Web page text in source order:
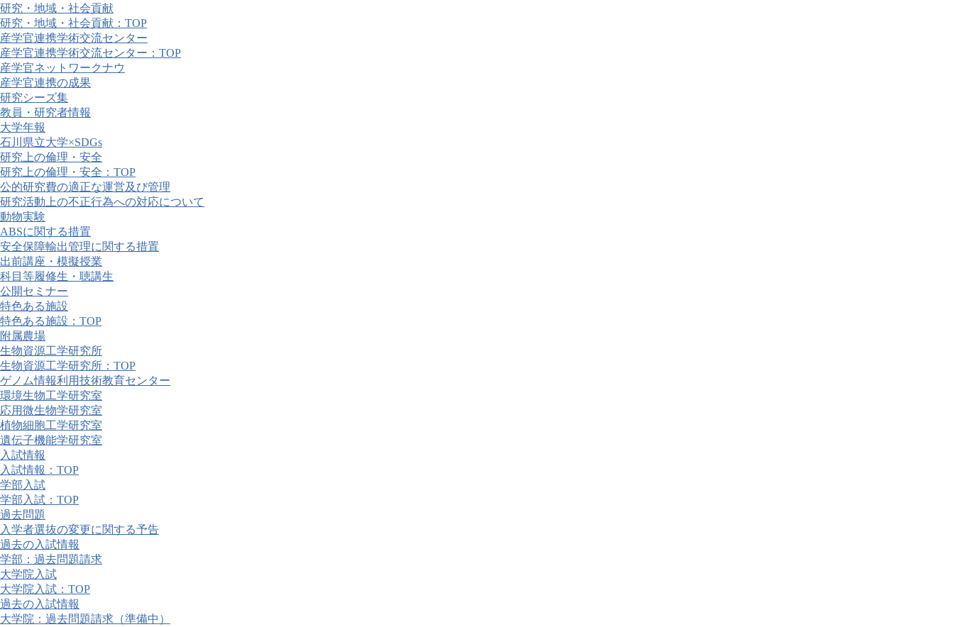
研究・地域・社会貢献
研究・地域・社会貢献：TOP
産学官連携学術交流センター
産学官連携学術交流センター：TOP
産学官ネットワークナウ
産学官連携の成果
研究シーズ集
教員・研究者情報
大学年報
石川県立大学×SDGs
研究上の倫理・安全
研究上の倫理・安全：TOP
公的研究費の適正な運営及び管理
研究活動上の不正行為への対応について
動物実験
ABSに関する措置
安全保障輸出管理に関する措置
出前講座・模擬授業
科目等履修生・聴講生
公開セミナー
特色ある施設
特色ある施設：TOP
附属農場
生物資源工学研究所
生物資源工学研究所：TOP
ゲノム情報利用技術教育センター
環境生物工学研究室
応用微生物学研究室
植物細胞工学研究室
遺伝子機能学研究室
入試情報
入試情報：TOP
学部入試
学部入試：TOP
過去問題
入学者選抜の変更に関する予告
過去の入試情報
学部：過去問題請求
大学院入試
大学院入試：TOP
過去の入試情報
大学院：過去問題請求（準備中）